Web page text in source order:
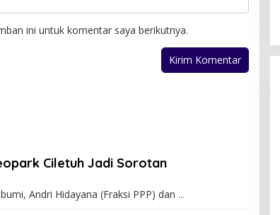
ini untuk komentar saya berikutnya.
Ciletuh Jadi Sorotan
Andri Hidayana (Fraksi PPP) dan